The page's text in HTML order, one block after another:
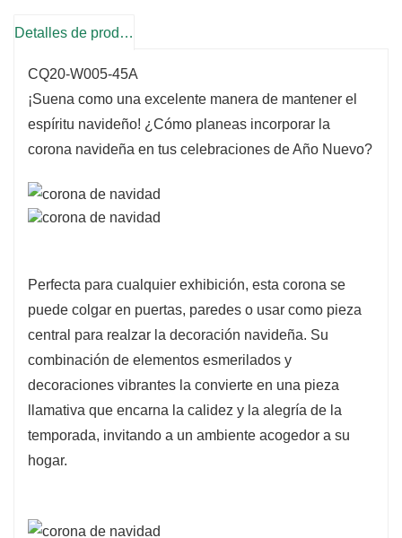
estar, porche, fiesta central, boda, vacaciones y
Navidad, invierno, vacaciones, Acción de
Gracias, celebración del festival de Navidad.
Proporcionará a su hogar un ambiente fuerte,
LIMPIEZA FÁCIL:
como nueva. Esta corona se puede utilizar
durante mucho tiempo.
NOTAS:Si se usa al aire libre, asegúrese de
colgarlo debajo de la cubierta para evitar la
lluvia y la nieve. No dude en contactarnos si
tiene alguna pregunta, ¡haremos todo lo posible
para ayudarlo!
Detalles de producto
CQ20-W005-45A
¡Suena como una excelente manera de mantener el
espíritu navideño! ¿Cómo planeas incorporar la
corona navideña en tus celebraciones de Año Nuevo?
Perfecta para cualquier exhibición, esta corona se
puede colgar en puertas, paredes o usar como pieza
central para realzar la decoración navideña. Su
combinación de elementos esmerilados y
decoraciones vibrantes la convierte en una pieza
llamativa que encarna la calidez y la alegría de la
temporada, invitando a un ambiente acogedor a su
hogar.